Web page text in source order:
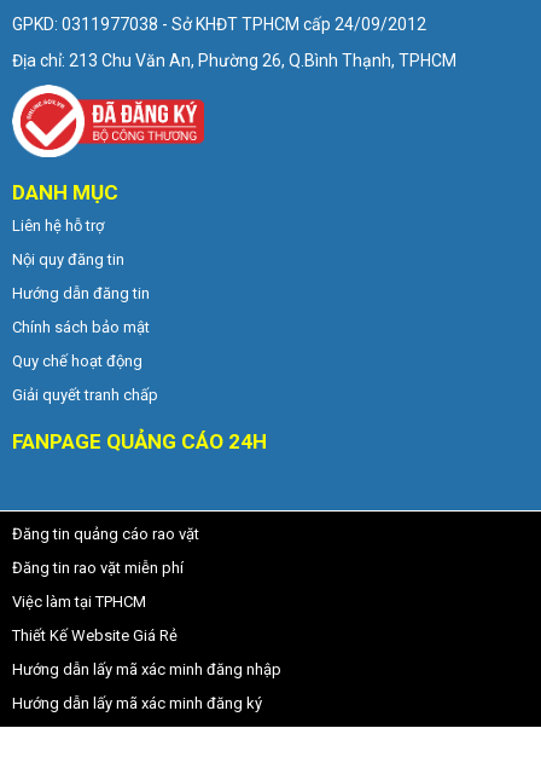
GPKD: 0311977038 - Sở KHĐT TPHCM cấp 24/09/2012
Địa chỉ: 213 Chu Văn An, Phường 26, Q.Bình Thạnh, TPHCM
DANH MỤC
Liên hệ hỗ trợ
Nội quy đăng tin
Hướng dẫn đăng tin
Chính sách bảo mật
Quy chế hoạt động
Giải quyết tranh chấp
FANPAGE QUẢNG CÁO 24H
Đăng tin quảng cáo rao vặt
Đăng tin rao vặt miễn phí
Việc làm tại TPHCM
Thiết Kế Website Giá Rẻ
Hướng dẫn lấy mã xác minh đăng nhập
Hướng dẫn lấy mã xác minh đăng ký